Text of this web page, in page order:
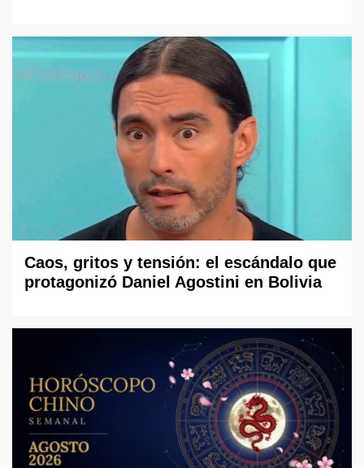
Caos, gritos y tensión: el escándalo que
protagonizó Daniel Agostini en Bolivia